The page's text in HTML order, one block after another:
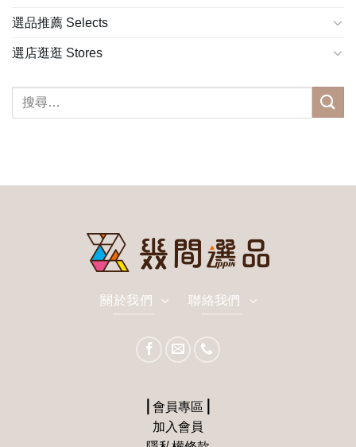
選品推薦 Selects
選店逛逛 Stores
關於我們 聯絡我們
⎪會員專區⎪
加入會員